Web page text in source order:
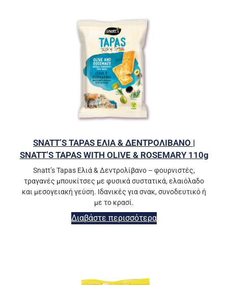
SNATT’S TAPAS ΕΛΙΑ & ΔΕΝΤΡΟΛΙΒΑΝΟ |
SNATT’S TAPAS WITH OLIVE & ROSEMARY 110g
Snatt’s Tapas Ελιά & Δεντρολίβανο – φουρνιστές,
τραγανές μπουκίτσες με φυσικά συστατικά, ελαιόλαδο
και μεσογειακή γεύση. Ιδανικές για σνακ, συνοδευτικό ή
με το κρασί.
Διαβάστε περισσότερα